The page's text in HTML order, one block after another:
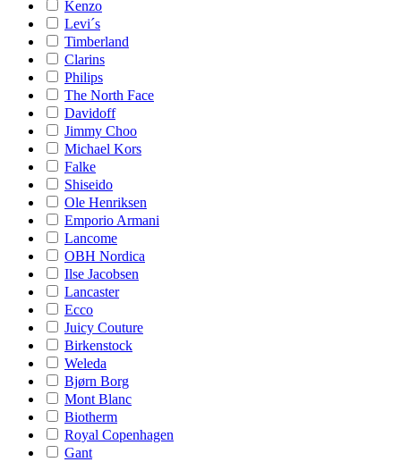
Kenzo
Levi´s
Timberland
Clarins
Philips
The North Face
Davidoff
Jimmy Choo
Michael Kors
Falke
Shiseido
Ole Henriksen
Emporio Armani
Lancome
OBH Nordica
Ilse Jacobsen
Lancaster
Ecco
Juicy Couture
Birkenstock
Weleda
Bjørn Borg
Mont Blanc
Biotherm
Royal Copenhagen
Gant